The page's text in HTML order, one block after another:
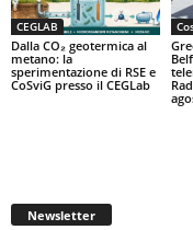
CEGLAB
Dalla CO₂ geotermica al
metano: la
sperimentazione di RSE e
CoSviG presso il CEGLab
Newsletter